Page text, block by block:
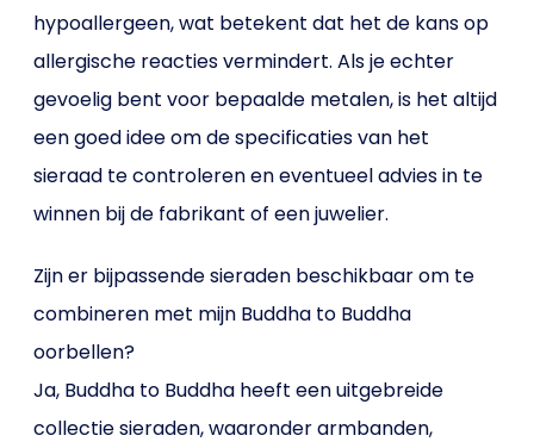
hypoallergeen, wat betekent dat het de kans op
allergische reacties vermindert. Als je echter
gevoelig bent voor bepaalde metalen, is het altijd
een goed idee om de specificaties van het
sieraad te controleren en eventueel advies in te
winnen bij de fabrikant of een juwelier.
Zijn er bijpassende sieraden beschikbaar om te
combineren met mijn Buddha to Buddha
oorbellen?
Ja, Buddha to Buddha heeft een uitgebreide
collectie sieraden, waaronder armbanden,